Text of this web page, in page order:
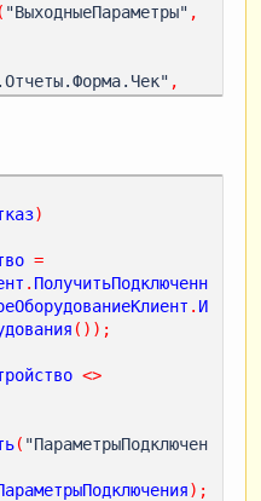
( "ВыходныеПараметры" ,
,
эта форма,
данных, заполнение
)
=
. ПолучитьПодключенн
. И
());
<>
( "ПараметрыПодключен
);